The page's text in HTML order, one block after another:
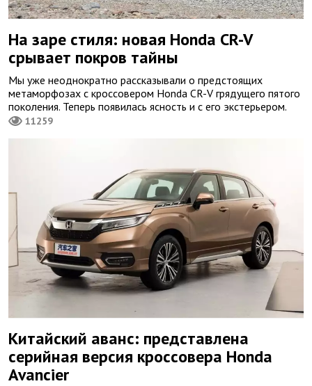
На заре стиля: новая Honda CR-V
срывает покров тайны
Мы уже неоднократно рассказывали о предстоящих
метаморфозах с кроссовером Honda CR-V грядущего пятого
поколения. Теперь появилась ясность и с его экстерьером.
11259
Китайский аванс: представлена
серийная версия кроссовера Honda
Avancier